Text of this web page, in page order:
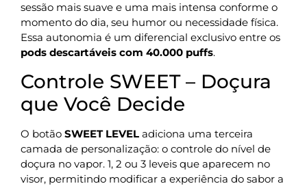
sessão mais suave e uma mais intensa conforme o
momento do dia, seu humor ou necessidade física.
Essa autonomia é um diferencial exclusivo entre os
pods descartáveis com 40.000 puffs.
Controle SWEET – Doçura
que Você Decide
O botão SWEET LEVEL adiciona uma terceira
camada de personalização: o controle do nível de
doçura no vapor. 1, 2 ou 3 leveis que aparecem no
visor, permitindo modificar a experiência do sabor a